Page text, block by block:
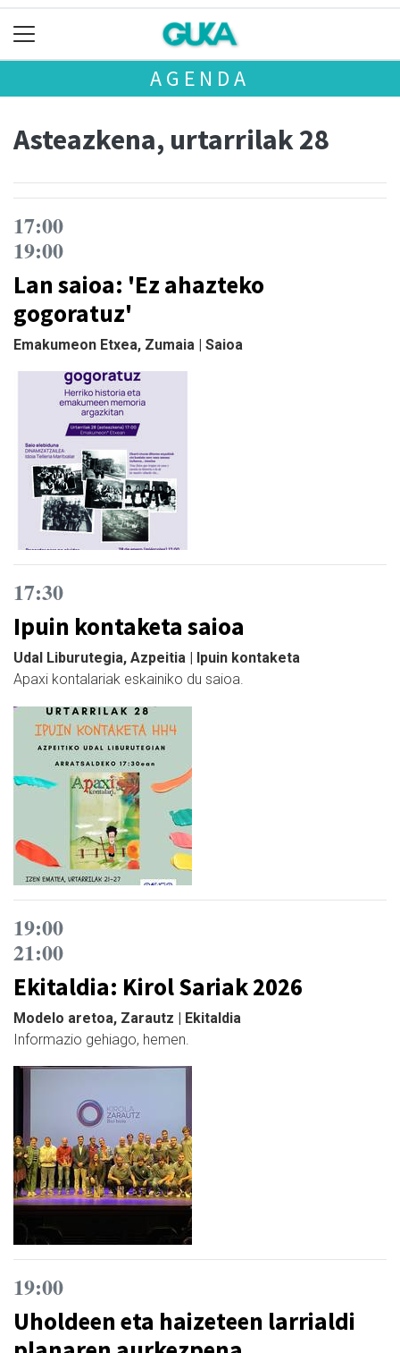
AGENDA
Asteazkena, urtarrilak 28
17:00
19:00
Lan saioa: 'Ez ahazteko
gogoratuz'
Emakumeon Etxea, Zumaia | Saioa
17:30
Ipuin kontaketa saioa
Udal Liburutegia, Azpeitia | Ipuin kontaketa
Apaxi kontalariak eskainiko du saioa.
19:00
21:00
Ekitaldia: Kirol Sariak 2026
Modelo aretoa, Zarautz | Ekitaldia
Informazio gehiago, hemen.
19:00
Uholdeen eta haizeteen larrialdi